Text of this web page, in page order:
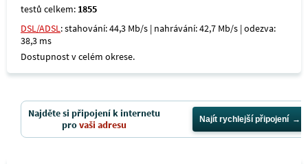
testů celkem: 1855
DSL/ADSL: stahování: 44,3 Mb/s | nahrávání: 42,7 Mb/s | odezva:
38,3 ms
Dostupnost v celém okrese.
Najděte si připojení k internetu
provaši adresu Najít rychlejší připojení